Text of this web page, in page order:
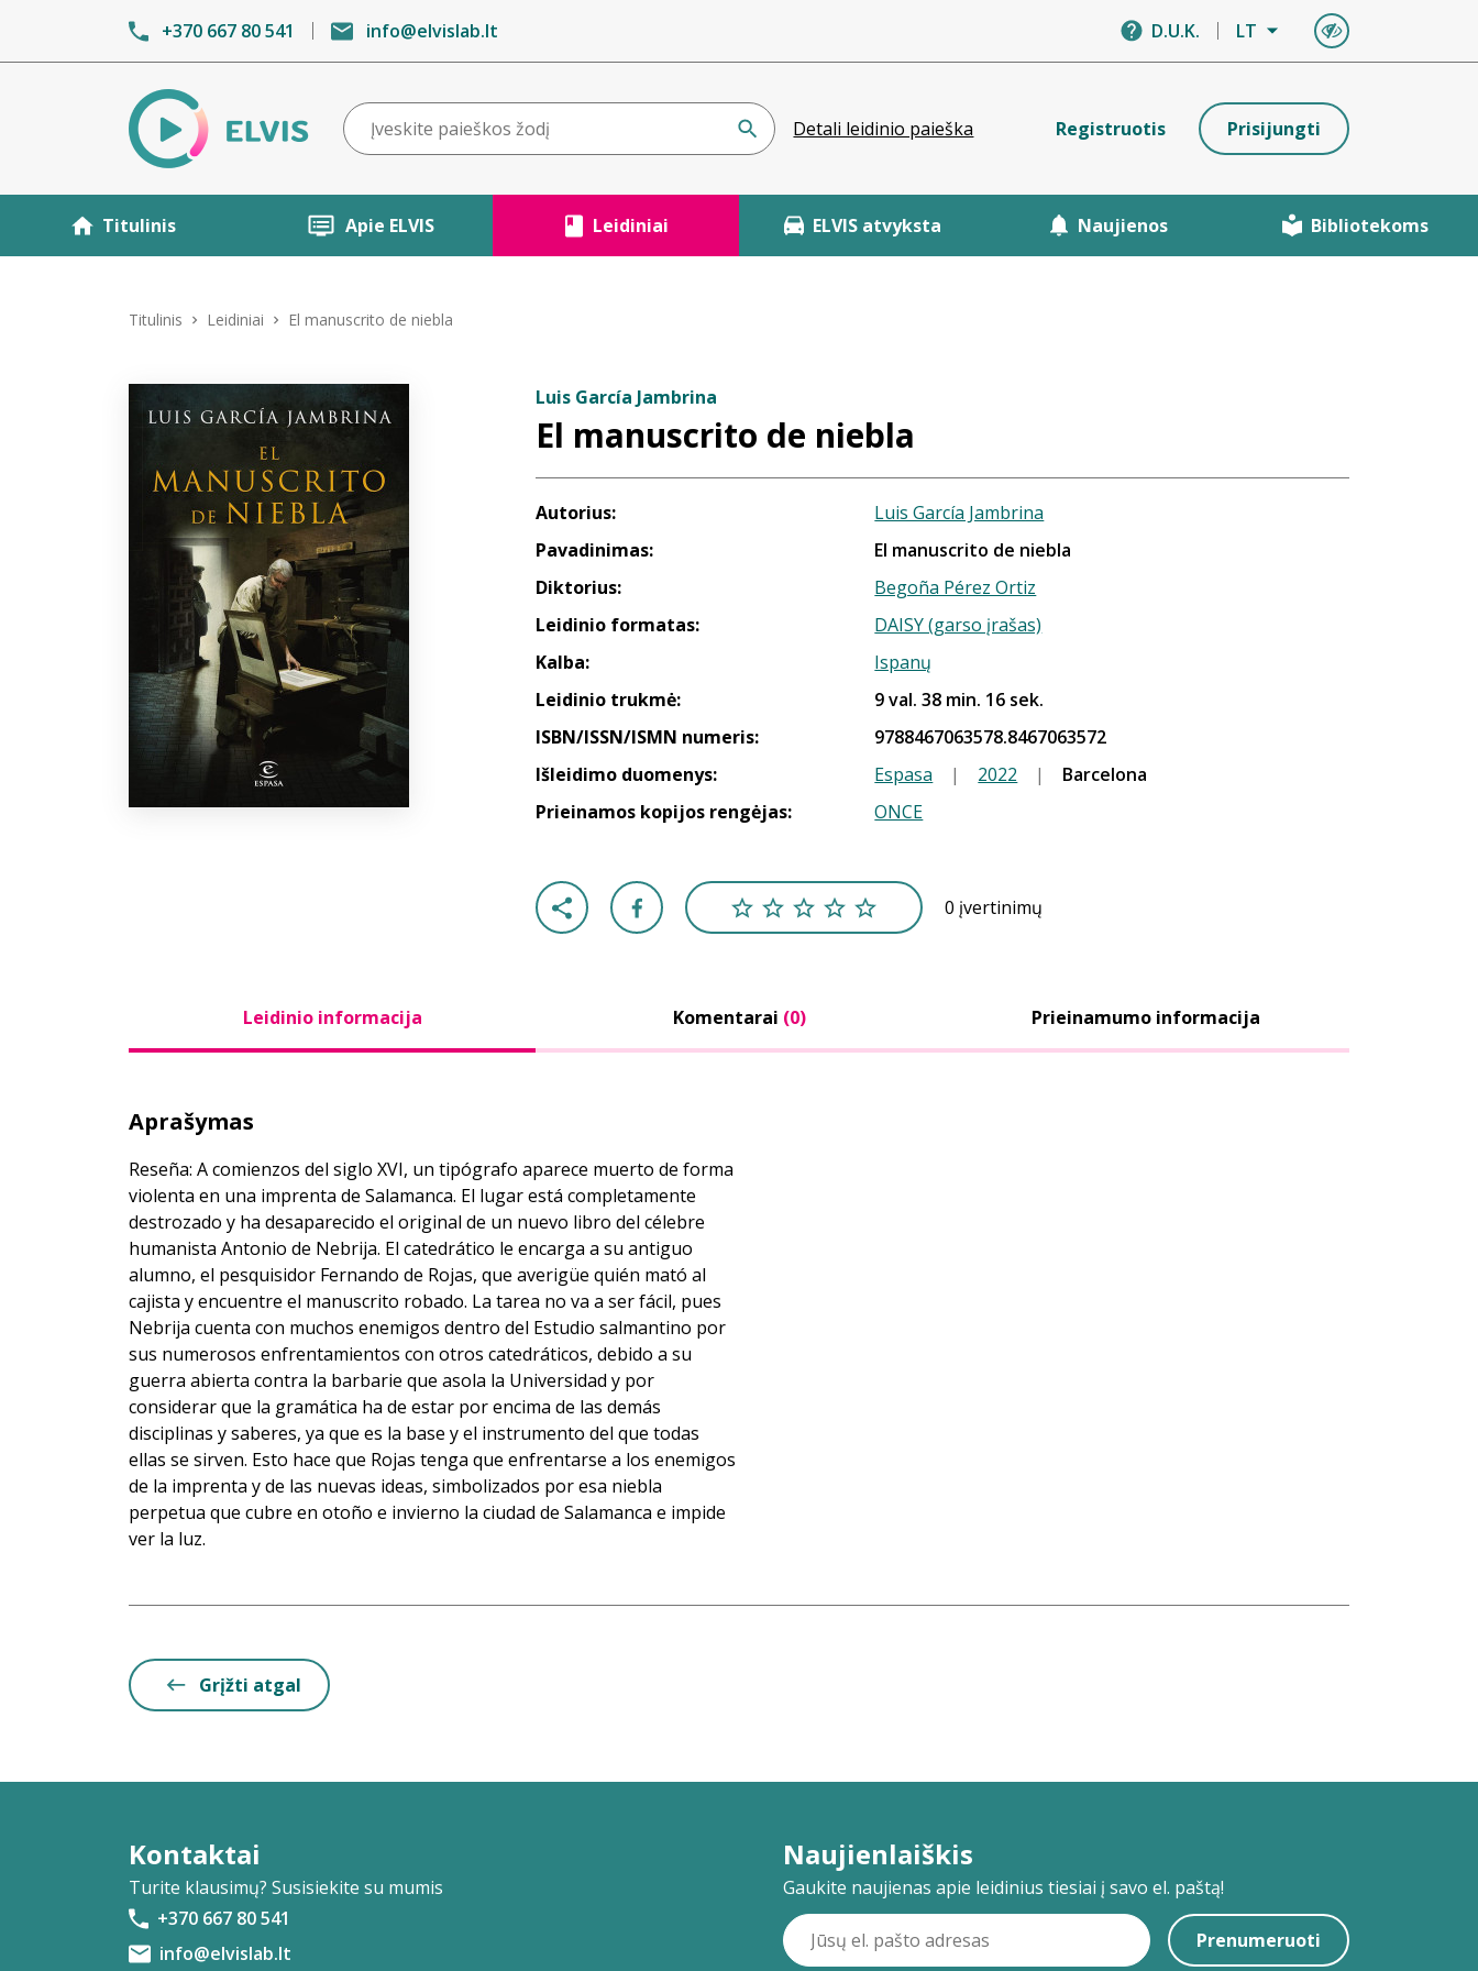
+370 667 80 541 info@elvislab.lt D.U.K. LT
Detali leidinio paieška Registruotis Prisijungti
Titulinis Apie ELVIS Leidiniai ELVIS atvyksta Naujienos Bibliotekoms
Titulinis Leidiniai El manuscrito de niebla
Luis García Jambrina
El manuscrito de niebla
Autorius:
Luis García Jambrina
Pavadinimas:
El manuscrito de niebla
Diktorius:
Begoña Pérez Ortiz
Leidinio formatas:
DAISY (garso įrašas)
Kalba:
Ispanų
Leidinio trukmė:
9 val. 38 min. 16 sek.
ISBN/ISSN/ISMN numeris:
9788467063578.8467063572
Išleidimo duomenys:
Espasa | 2022 |
Barcelona
Prieinamos kopijos rengėjas:
ONCE
0 įvertinimų
Leidinio informacija Komentarai (0) Prieinamumo informacija
Aprašymas
Reseña: A comienzos del siglo XVI, un tipógrafo aparece muerto de forma
violenta en una imprenta de Salamanca. El lugar está completamente
destrozado y ha desaparecido el original de un nuevo libro del célebre
humanista Antonio de Nebrija. El catedrático le encarga a su antiguo
alumno, el pesquisidor Fernando de Rojas, que averigüe quién mató al
cajista y encuentre el manuscrito robado. La tarea no va a ser fácil, pues
Nebrija cuenta con muchos enemigos dentro del Estudio salmantino por
sus numerosos enfrentamientos con otros catedráticos, debido a su
guerra abierta contra la barbarie que asola la Universidad y por
considerar que la gramática ha de estar por encima de las demás
disciplinas y saberes, ya que es la base y el instrumento del que todas
ellas se sirven. Esto hace que Rojas tenga que enfrentarse a los enemigos
de la imprenta y de las nuevas ideas, simbolizados por esa niebla
perpetua que cubre en otoño e invierno la ciudad de Salamanca e impide
ver la luz.
Grįžti atgal
Kontaktai
Turite klausimų? Susisiekite su mumis
+370 667 80 541
info@elvislab.lt
Naujienlaiškis
Gaukite naujienas apie leidinius tiesiai į savo el. paštą!
Prenumeruoti